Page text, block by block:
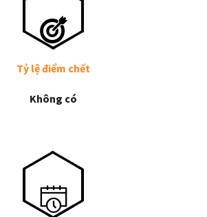
Tỷ lệ điểm chết
Không có